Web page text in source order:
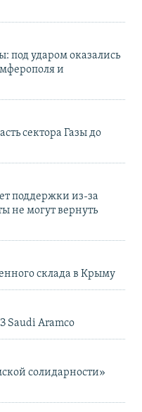
под ударом оказались
и
сектора Газы до
поддержки из-за
не могут вернуть
склада в Крыму
Saudi Aramco
солидарности»